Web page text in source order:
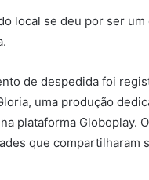
local se deu por ser
de despedida foi
uma produção
plataforma Globoplay.
que compartilharam